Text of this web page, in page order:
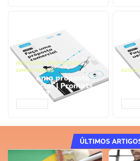
NEGÓCIOS, PROCESSOS
EMPRESARIAIS
Faça uma proposta
comercial | Prompts
ChatGPT
ÚLTIMOS